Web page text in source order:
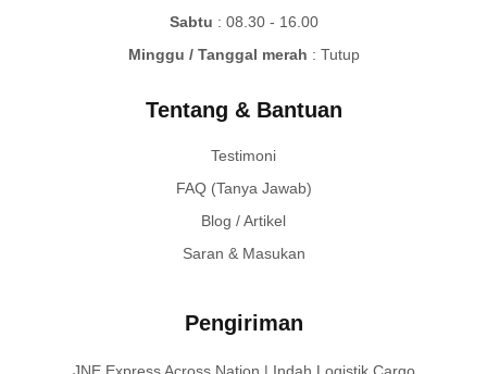
Sabtu : 08.30 - 16.00
Minggu / Tanggal merah : Tutup
Tentang & Bantuan
Testimoni
FAQ (Tanya Jawab)
Blog / Artikel
Saran & Masukan
Pengiriman